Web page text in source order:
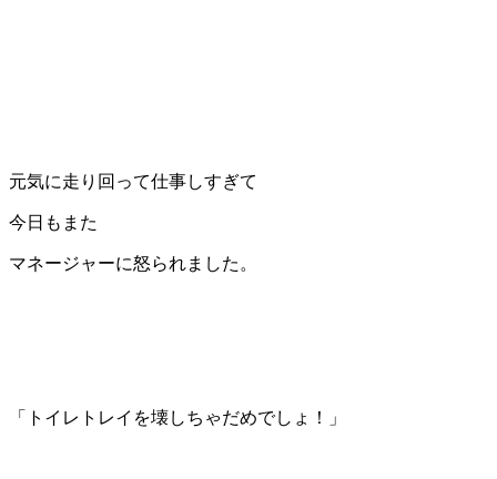
元気に走り回って仕事しすぎて
今日もまた
マネージャーに怒られました。
「トイレトレイを壊しちゃだめでしょ！」